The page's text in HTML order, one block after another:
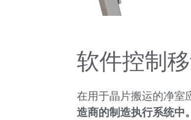
软件控制
在用于晶片搬运的净室
造商的制造执行系统中。